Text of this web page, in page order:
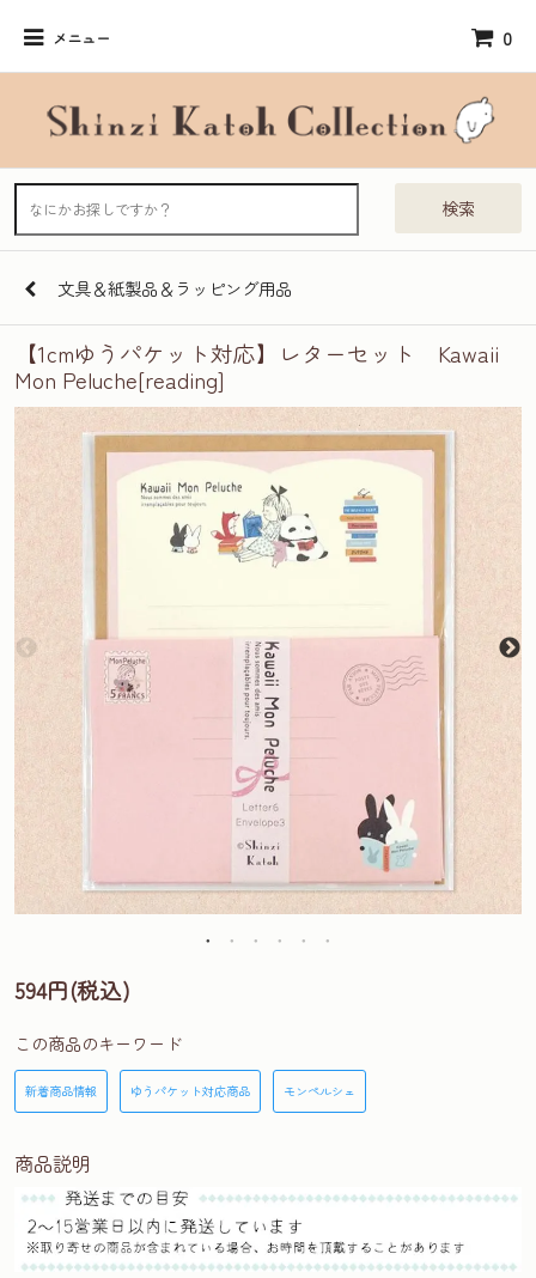
メニュー 0
検索
文具＆紙製品＆ラッピング用品
【1cmゆうパケット対応】レターセット Kawaii
Mon Peluche[reading]
594円(税込)
この商品のキーワード
新着商品情報 ゆうパケット対応商品 モンペルシェ
商品説明